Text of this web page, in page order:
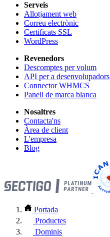
Serveis
Allotjament web
Correu electrònic
Certificats SSL
WordPress
Revenedors
Descomptes per volum
API per a desenvolupadors
Connector WHMCS
Panell de marca blanca
Nosaltres
Contacta'ns
Àrea de client
L'empresa
Blog
Portada
Productes
Dominis